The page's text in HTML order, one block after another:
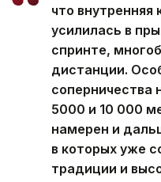
что внутренняя
усилилась в
спринте,
дистанции.
соперничества
5000 и 10 000
намерен и
в которых уже
традиции и